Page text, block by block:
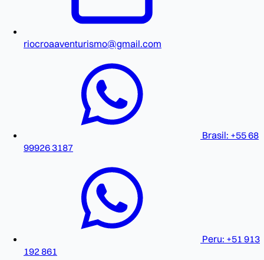
riocroaaventurismo@gmail.com
Brasil: +55 68
99926 3187
Peru: +51 913
192 861